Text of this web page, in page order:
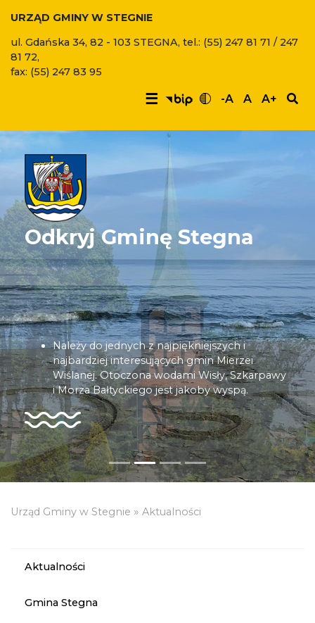
URZĄD GMINY W STEGNIE
ul. Gdańska 34, 82 - 103 STEGNA, tel.: (55) 247 81 71 / 247
81 72,
fax: (55) 247 83 95
☰ -A A A+
Odkryj Gminę Stegna
Należy do jednych z najpiękniejszych i
najbardziej interesujących gmin Mierzei
Wiślanej. Otoczona wodami Wisły, Szkarpawy
i Morza Bałtyckiego jest jakoby wyspą.
Urząd Gminy w Stegnie » Aktualności
Aktualności
Gmina Stegna